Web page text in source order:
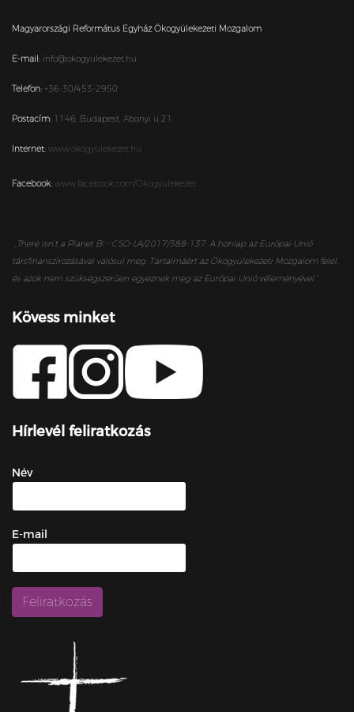
Magyarországi Református Egyház Ökogyülekezeti Mozgalom
E-mail: info@okogyulekezet.hu
Telefon: +36-30/453-2950
Postacím: 1146, Budapest, Abonyi u 21.
Internet: www.okogyulekezet.hu
Facebook: www.facebook.com/Okogyulekezet
„ There isn’t a Planet B! - CSO-LA/2017/388-137. A honlap az Európai Unió
társfinanszírozásával valósul meg. Tartalmáért az Ökogyülekezeti Mozgalom felel,
és azok nem szükségszerűen egyeznek meg az Európai Unió véleményével.”
Kövess minket
Hírlevél feliratkozás
Név
E-mail